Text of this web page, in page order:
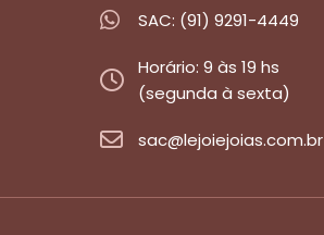
SAC: (91) 9291-4449
Horário: 9 às 19 hs
(segunda à sexta)
sac@lejoiejoias.com.br